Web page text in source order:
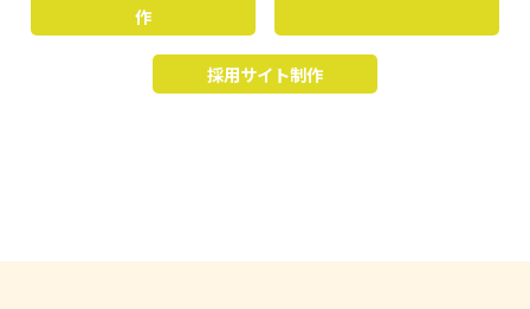
作
採用サイト制作